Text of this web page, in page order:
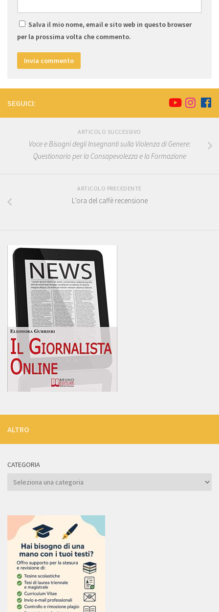
Salva il mio nome, email e sito web in questo browser
per la prossima volta che commento.
SEGUICI:
ARTICOLO SUCCESSIVO
Voce e Bisogni degli Insegnanti sulla Violenza di Genere:
Questionario per la Consapevolezza e la Formazione
ARTICOLO PRECEDENTE
L’ora del caffè recensione
ALTRO
CATEGORIA
Categoria